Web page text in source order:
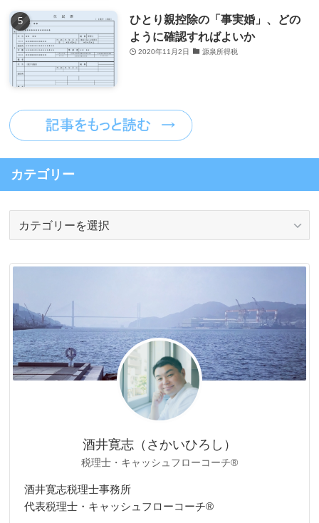
ひとり親控除の「事実婚」、どの
ように確認すればよいか
2020年11月2日 源泉所得税
カテゴリー
リ
酒井寛志（さかいひろし）
税理士・キャッシュフローコーチ®
酒井寛志税理士事務所
代表税理士・キャッシュフローコーチ®